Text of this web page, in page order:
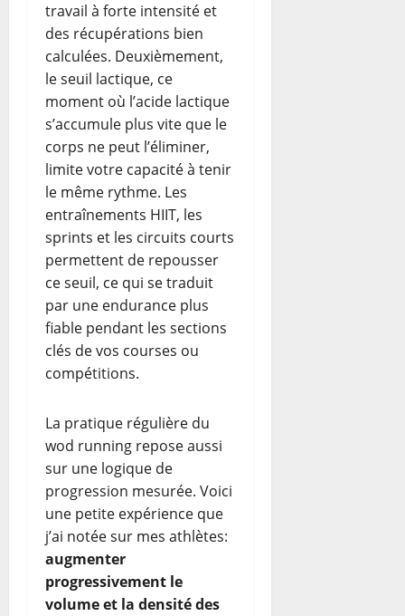
travail à forte intensité et
des récupérations bien
calculées. Deuxièmement,
le seuil lactique, ce
moment où l’acide lactique
s’accumule plus vite que le
corps ne peut l’éliminer,
limite votre capacité à tenir
le même rythme. Les
entraînements HIIT, les
sprints et les circuits courts
permettent de repousser
ce seuil, ce qui se traduit
par une endurance plus
fiable pendant les sections
clés de vos courses ou
compétitions.
La pratique régulière du
wod running repose aussi
sur une logique de
progression mesurée. Voici
une petite expérience que
j’ai notée sur mes athlètes:
augmenter
progressivement le
volume et la densité des